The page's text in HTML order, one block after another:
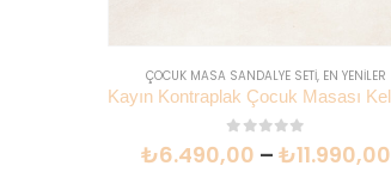
ÇOCUK MASA SANDALYE SETI, EN YENILER
0 out of 5
₺6.490,00 – ₺11.990,00